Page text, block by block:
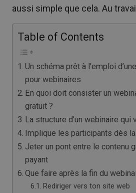
aussi simple que cela. Au
Table of Contents
Un schéma prêt à l’emploi
pour webinaires
En quoi doit consister un
gratuit ?
La structure d’un webinaire qui
Implique les participants dès
Jeter un pont entre le contenu
payant
Que faire après la fin du
Rediriger vers ton site web